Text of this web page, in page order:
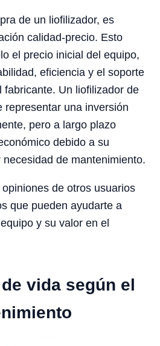
de un liofilizador, es
calidad-precio. Esto
el precio inicial del equipo,
eficiencia y el soporte
fabricante. Un liofilizador de
representar una inversión
pero a largo plazo
debido a su
de mantenimiento.
de otros usuarios
que pueden ayudarte a
y su valor en el
vida según el